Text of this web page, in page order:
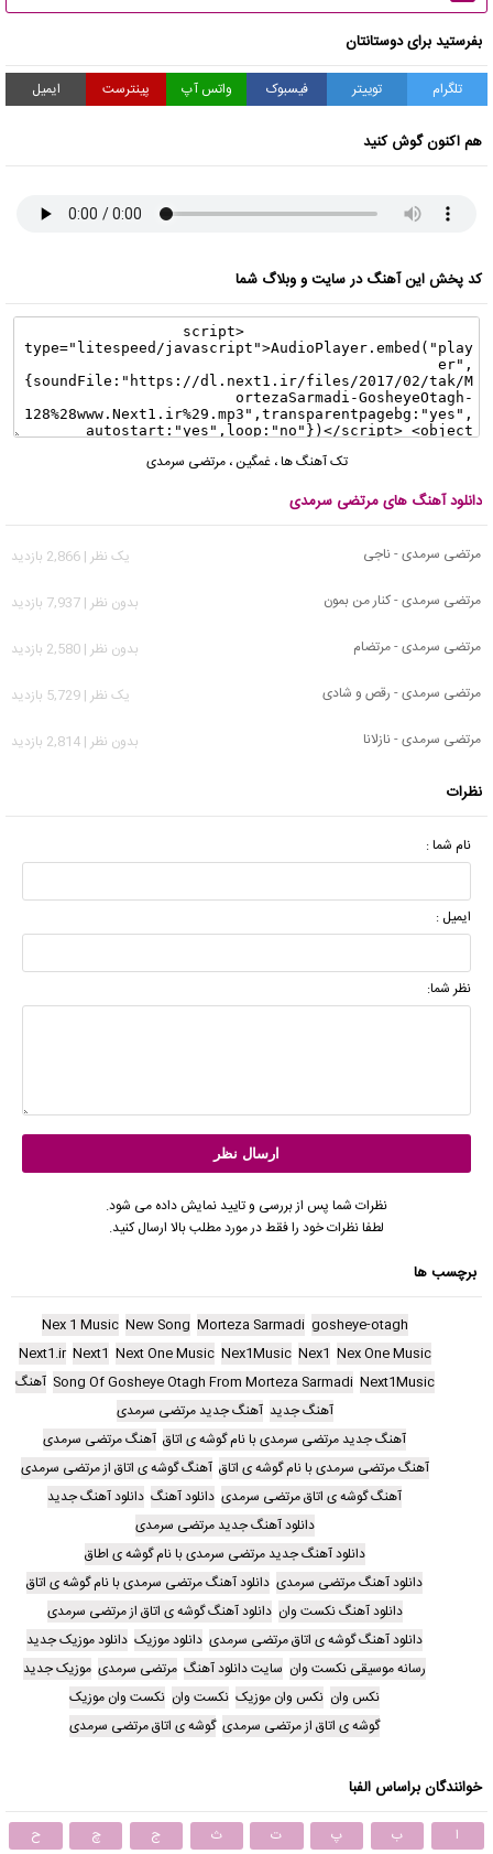
بفرستید برای دوستانتان
تلگرام توییتر فیسبوک واتس آپ پینترست ایمیل
هم اکنون گوش کنید
کد پخش این آهنگ در سایت و وبلاگ شما
تک آهنگ ها،غمگین ،مرتضی سرمدی
دانلود آهنگ های مرتضی سرمدی
مرتضی سرمدی - ناجی
يک نظر | 2,866 بازدید
مرتضی سرمدی - کنار من بمون
بدون نظر | 7,937 بازدید
مرتضی سرمدی - مرتضام
بدون نظر | 2,580 بازدید
مرتضی سرمدی - رقص و شادی
يک نظر | 5,729 بازدید
مرتضی سرمدی - نازلانا
بدون نظر | 2,814 بازدید
نظرات
نام شما :
ایمیل :
نظر شما:
نظرات شما پس از بررسی و تایید نمایش داده می شود.
لطفا نظرات خود را فقط در مورد مطلب بالا ارسال کنید.
برچسب ها
gosheye-otagh
Morteza Sarmadi
New Song
Nex 1 Music
Nex One Music
Nex1
Nex1Music
Next One Music
Next1
Next1.ir
Next1Music
Song Of Gosheye Otagh From Morteza Sarmadi آهنگ
آهنگ جدید آهنگ جدید مرتضی سرمدی
آهنگ جدید مرتضی سرمدی با نام گوشه ی اتاق آهنگ مرتضی سرمدی
آهنگ مرتضی سرمدی با نام گوشه ی اتاق آهنگ گوشه ی اتاق از مرتضی سرمدی
آهنگ گوشه ی اتاق مرتضی سرمدی دانلود آهنگ دانلود آهنگ جدید
دانلود آهنگ جدید مرتضی سرمدی
دانلود آهنگ جدید مرتضی سرمدی با نام گوشه ی اطاق
دانلود آهنگ مرتضی سرمدی دانلود آهنگ مرتضی سرمدی با نام گوشه ی اتاق
دانلود آهنگ نکست وان دانلود آهنگ گوشه ی اتاق از مرتضی سرمدی
دانلود آهنگ گوشه ی اتاق مرتضی سرمدی دانلود موزیک دانلود موزیک جدید
رسانه موسیقی نکست وان سایت دانلود آهنگ مرتضی سرمدی موزیک جدید
نکس وان نکس وان موزیک نکست وان نکست وان موزیک
گوشه ی اتاق از مرتضی سرمدی گوشه ی اتاق مرتضی سرمدی
خوانندگان براساس الفبا
ا ب پ ت ث ج چ
ح